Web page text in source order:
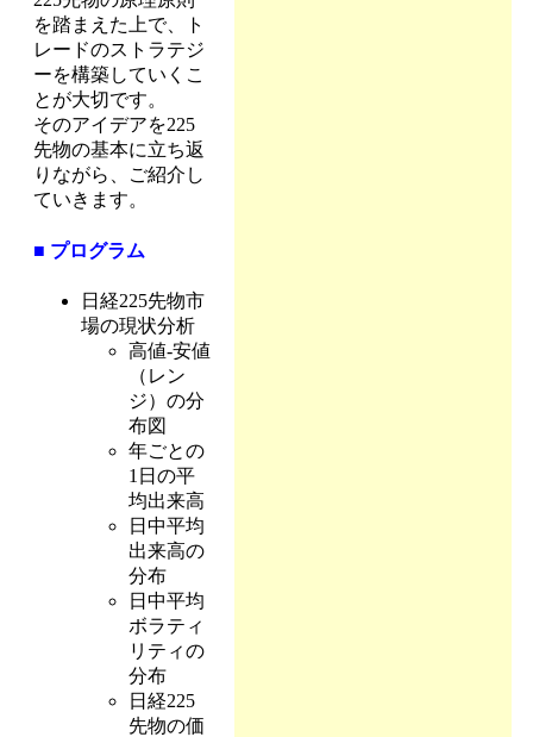
を踏まえた上で、ト
レードのストラテジ
ーを構築していくこ
とが大切です。
そのアイデアを225
先物の基本に立ち返
りながら、ご紹介し
ていきます。
■ プログラム
日経225先物市
場の現状分析
高値-安値
（レン
ジ）の分
布図
年ごとの
1日の平
均出来高
日中平均
出来高の
分布
日中平均
ボラティ
リティの
分布
日経225
先物の価